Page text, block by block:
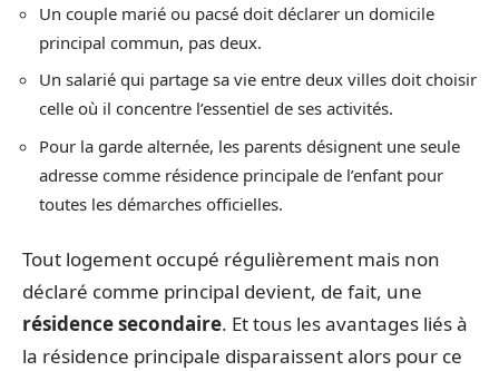
Un couple marié ou pacsé doit déclarer un domicile
principal commun, pas deux.
Un salarié qui partage sa vie entre deux villes doit choisir
celle où il concentre l’essentiel de ses activités.
Pour la garde alternée, les parents désignent une seule
adresse comme résidence principale de l’enfant pour
toutes les démarches officielles.
Tout logement occupé régulièrement mais non
déclaré comme principal devient, de fait, une
résidence secondaire. Et tous les avantages liés à
la résidence principale disparaissent alors pour ce